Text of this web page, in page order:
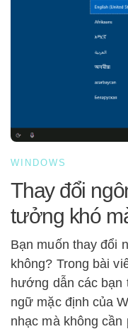
WINDOWS
Thay đổi
tưởng khó
Bạn muốn thay đổi
không? Trong bài
hướng dẫn các bạn
ngữ mặc định của
nhạc mà không